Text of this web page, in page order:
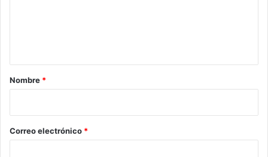
r
*
Nombre *
Correo electrónico *